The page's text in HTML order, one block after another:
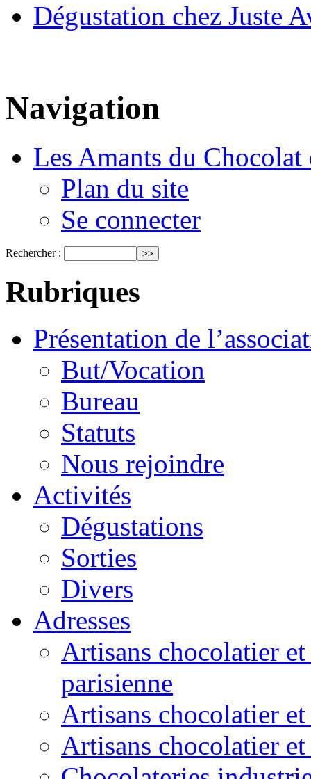
Dégustation chez Juste
Navigation
Les Amants du
Plan du site
Se connecter
Rechercher :
Rubriques
Présentation de
But/Vocation
Bureau
Statuts
Nous rejoindre
Activités
Dégustations
Sorties
Divers
Adresses
Artisans chocolatier
parisienne
Artisans chocolatier
Artisans chocolatier